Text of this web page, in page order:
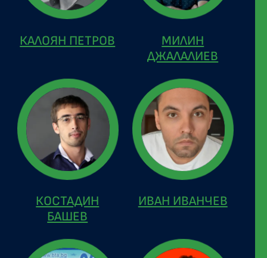
КАЛОЯН ПЕТРОВ
МИЛИН
ДЖАЛАЛИЕВ
КОСТАДИН
БАШЕВ
ИВАН ИВАНЧЕВ